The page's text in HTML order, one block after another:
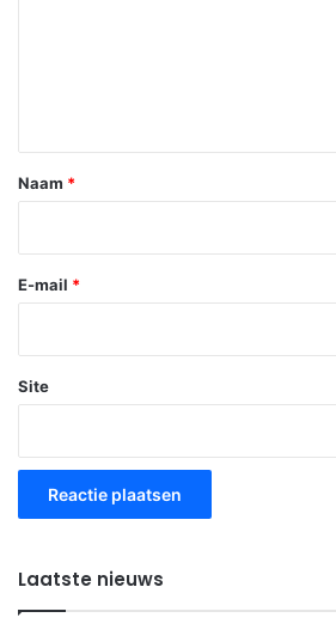
*
Naam *
E-mail *
Site
Laatste nieuws